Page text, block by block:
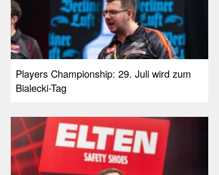
Players Championship: 29. Juli wird zum
Bialecki-Tag